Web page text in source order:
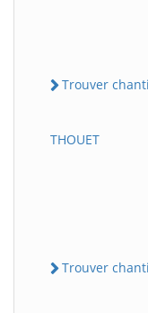
Trouver
THOUET
Trouver